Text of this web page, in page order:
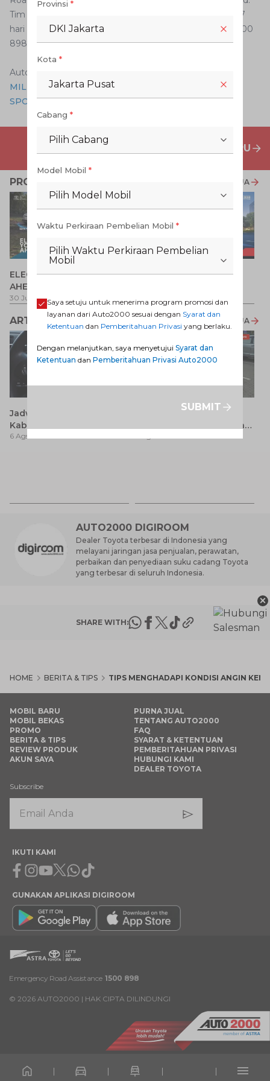
Tim ERA siap melayani dan membantu selama 24 jam 7
hari dan bisa dikontak via CALL AstraWorld di nomor 1-500
898.
Auto2000 Digiroom
MILIKI DENGAN MUDAH TOYOTA FORTUNER GR
SPORT DENGAN PRAKTIS
PENAWARAN MOBIL BARU
PROMO TERKAIT LIHAT SEMUA
ELECTRIFY YOUR PATH
AHEAD
30 Jul 2026
Promo Veloz HEV
ARTIKEL LAINNYA LIHAT SEMUA
Jadwal SIM Keliling
Kabupaten Bandung
Terbaru 2026 dan
6 Ags 2026
Avanza 2017 Bekas:
Pilihan Seimbang antara
Harga dan Fitur Modern
AUTO2000 DIGIROOM
Dealer Toyota terbesar di Indonesia yang
melayani jaringan jasa penjualan, perawatan,
perbaikan dan penyediaan suku cadang Toyota
yang terbesar di seluruh Indonesia.
SHARE WITH:
HOME BERITA & TIPS TIPS MENGHADAPI KONDISI ANGIN
×
MOBIL BARU
MOBIL BEKAS
PROMO
BERITA & TIPS
REVIEW PRODUK
AKUN SAYA
PURNA JUAL
TENTANG AUTO2000
FAQ
SYARAT & KETENTUAN
PEMBERITAHUAN PRIVASI
HUBUNGI KAMI
DEALER TOYOTA
Subscribe
IKUTI KAMI
Facebook
Instagram
Youtube
X Whatsapp
Tiktok
GUNAKAN APLIKASI DIGIROOM
Emergency Road Assistance 1500 898
© 2026 AUTO2000 | HAK CIPTA DILINDUNGI
Provinsi *
DKI Jakarta
Kota *
Jakarta Pusat
Cabang *
Pilih Cabang
Model Mobil *
Pilih Model Mobil
Waktu Perkiraan Pembelian Mobil *
Pilih Waktu Perkiraan Pembelian
Mobil
Saya setuju untuk menerima program promosi dan
layanan dari Auto2000 sesuai dengan Syarat dan
Ketentuan dan Pemberitahuan Privasi yang berlaku.
Dengan melanjutkan, saya menyetujui Syarat dan
Ketentuan dan Pemberitahuan Privasi Auto2000
SUBMIT